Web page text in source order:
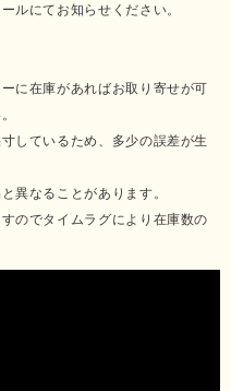
ルにてお知らせください。
に在庫があればお取り寄せが可
しているため、多少の誤差が生
異なることがあります。
のでタイムラグにより在庫数の